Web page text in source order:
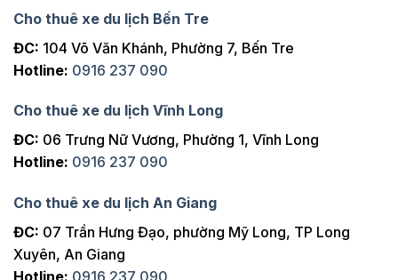
Cho thuê xe du lịch Bến Tre
ĐC: 104 Võ Văn Khánh, Phường 7, Bến Tre
Hotline: 0916 237 090
Cho thuê xe du lịch Vĩnh Long
ĐC: 06 Trưng Nữ Vương, Phường 1, Vĩnh Long
Hotline: 0916 237 090
Cho thuê xe du lịch An Giang
ĐC: 07 Trần Hưng Đạo, phường Mỹ Long, TP Long
Xuyên, An Giang